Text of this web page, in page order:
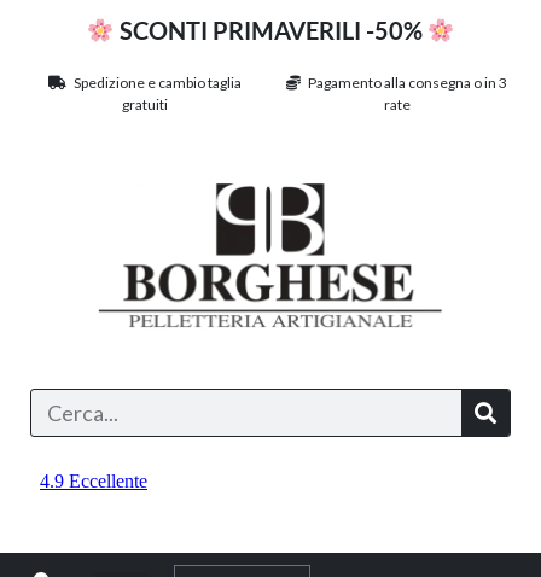
SCONTI PRIMAVERILI -50%
Spedizione e cambio taglia
gratuiti
Pagamento alla consegna o in 3
rate